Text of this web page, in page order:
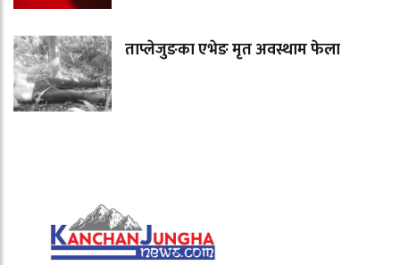
ताप्लेजुङका एभेङ मृत अवस्थाम फेला